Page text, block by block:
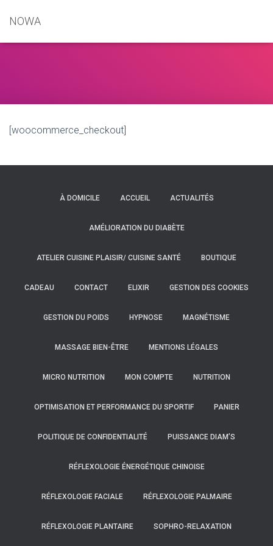
NOWA
[woocommerce_checkout]
À DOMICILE ACCUEIL ACTUALITÉS
AMÉLIORATION DU DIABÈTE
ATELIER CUISINE PLAISIR/ CUISINE SANTÉ BOUTIQUE
CADEAU CONTACT ELIXIR GESTION DES COOKIES
GESTION DU POIDS HYPNOSE MAGNÉTISME
MASSAGE BIEN-ÊTRE MENTIONS LÉGALES
MICRO NUTRITION MON COMPTE NUTRITION
OPTIMISATION ET PERFORMANCE DU SPORTIF PANIER
POLITIQUE DE CONFIDENTIALITÉ PUISSANCE DIAM’S
RÉFLEXOLOGIE ÉNERGÉTIQUE CHINOISE
RÉFLEXOLOGIE FACIALE RÉFLEXOLOGIE PALMAIRE
RÉFLEXOLOGIE PLANTAIRE SOPHRO-RELAXATION